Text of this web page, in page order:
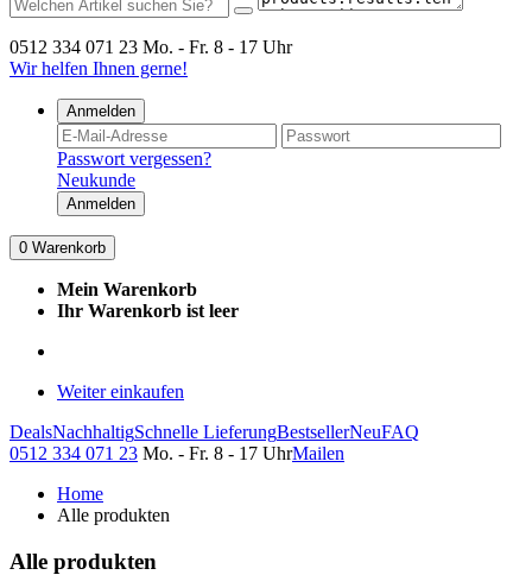
0512 334 071 23 Mo. - Fr. 8 - 17 Uhr
Wir helfen Ihnen gerne!
Anmelden
Passwort vergessen?
Neukunde
Anmelden
0 Warenkorb
Mein Warenkorb
Ihr Warenkorb ist leer
Weiter einkaufen
DealsNachhaltigSchnelle LieferungBestsellerNeuFAQ
0512 334 071 23 Mo. - Fr. 8 - 17 UhrMailen
Home
Alle produkten
Alle produkten